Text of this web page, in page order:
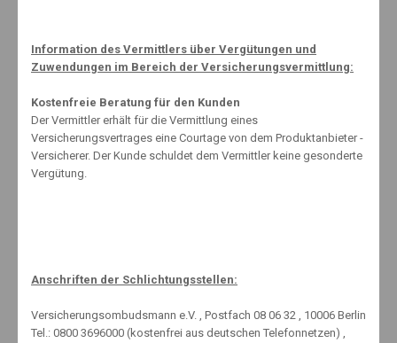
About The Author
Knut Maeuselein
Information des Vermittlers über Vergütungen und
Zuwendungen im Bereich der Versicherungsvermittlung:
Kostenfreie Beratung für den Kunden
Der Vermittler erhält für die Vermittlung eines
Versicherungsvertrages eine Courtage von dem Produktanbieter -
Versicherer. Der Kunde schuldet dem Vermittler keine gesonderte
Vergütung.
Anschriften der Schlichtungsstellen:
Versicherungsombudsmann e.V. , Postfach 08 06 32 , 10006 Berlin
Tel.: 0800 3696000 (kostenfrei aus deutschen Telefonnetzen) ,